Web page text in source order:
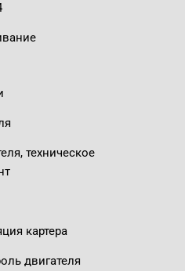
техническое
картера
двигателя